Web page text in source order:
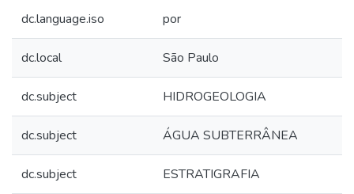
dc.language.iso por
dc.local São Paulo
dc.subject HIDROGEOLOGIA
dc.subject ÁGUA SUBTERRÂNEA
dc.subject ESTRATIGRAFIA